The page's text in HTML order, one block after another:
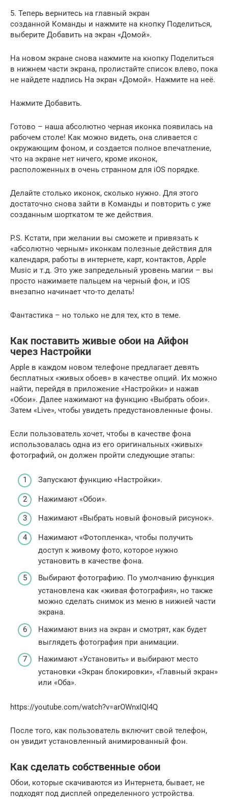
5. Теперь вернитесь на главный экран
созданной Команды и нажмите на кнопку Поделиться,
выберите Добавить на экран «Домой».
На новом экране снова нажмите на кнопку Поделиться
в нижнем части экрана, пролистайте список влево, пока
не найдете надпись На экран «Домой». Нажмите на неё.
Нажмите Добавить.
Готово – наша абсолютно черная иконка появилась на
рабочем столе! Как можно видеть, она сливается с
окружающим фоном, и создается полное впечатление,
что на экране нет ничего, кроме иконок,
расположенных в очень странном для iOS порядке.
Делайте столько иконок, сколько нужно. Для этого
достаточно снова зайти в Команды и повторить с уже
созданным шорткатом те же действия.
P.S. Кстати, при желании вы сможете и привязать к
«абсолютно черным» иконкам полезные действия для
календаря, работы в интернете, карт, контактов, Apple
Music и т.д. Это уже запредельный уровень магии – вы
просто нажимаете пальцем на черный фон, и iOS
внезапно начинает что-то делать!
Фантастика – но только не для тех, кто в теме.
Как поставить живые обои на Айфон
через Настройки
Apple в каждом новом телефоне предлагает девять
бесплатных «живых обоев» в качестве опций. Их можно
найти, перейдя в приложение «Настройки» и нажав
«Обои». Далее нажимают на функцию «Выбрать обои».
Затем «Live», чтобы увидеть предустановленные фоны.
Если пользователь хочет, чтобы в качестве фона
использовалась одна из его оригинальных «живых»
фотографий, он должен пройти следующие этапы:
Запускают функцию «Настройки».
Нажимают «Обои».
Нажимают «Выбрать новый фоновый рисунок».
Нажимают «Фотопленка», чтобы получить
доступ к живому фото, которое нужно
установить в качестве фона.
Выбирают фотографию. По умолчанию функция
установлена как «живая фотография», но также
можно сделать снимок из меню в нижней части
экрана.
Нажимают вниз на экран и смотрят, как будет
выглядеть фотография при анимации.
Нажимают «Установить» и выбирают место
установки «Экран блокировки», «Главный экран»
или «Оба».
https://youtube.com/watch?v=arOWnxIQI4Q
После того, как пользователь включит свой телефон,
он увидит установленный анимированный фон.
Как сделать собственные обои
Обои, которые скачиваются из Интернета, бывает, не
подходят под дисплей определенного устройства.